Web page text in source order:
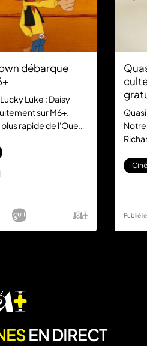
débarque
Luke : Daisy
sur M6+.
rapide de l'Ouest
Publié
EN DIRECT